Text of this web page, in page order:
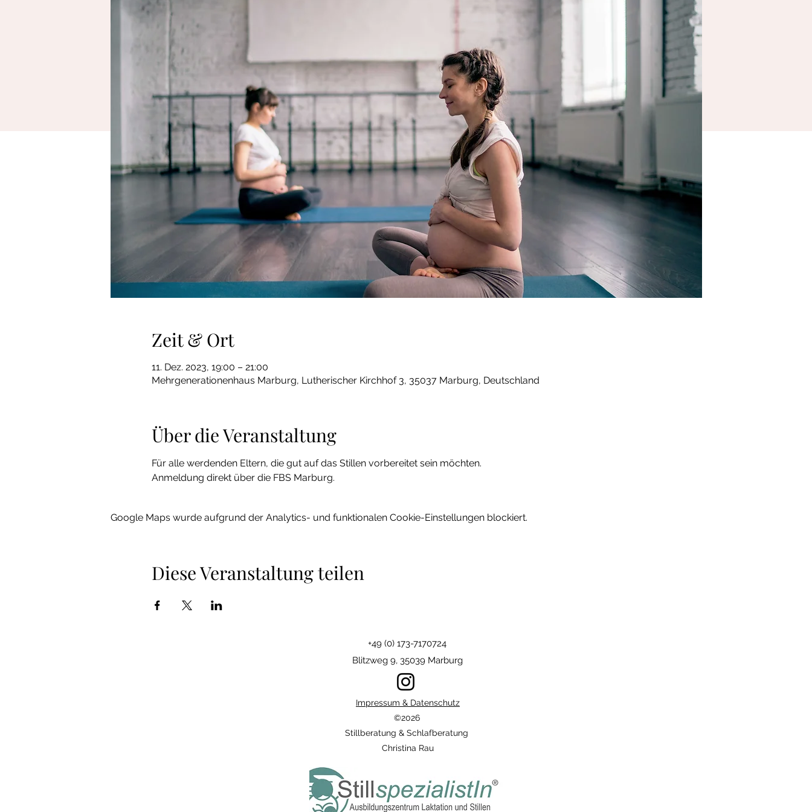
Zeit & Ort
11. Dez. 2023, 19:00 – 21:00
Mehrgenerationenhaus Marburg, Lutherischer Kirchhof 3, 35037 Marburg, Deutschland
Über die Veranstaltung
Für alle werdenden Eltern, die gut auf das Stillen vorbereitet sein möchten.
Anmeldung direkt über die FBS Marburg.
Google Maps wurde aufgrund der Analytics- und funktionalen Cookie-Einstellungen blockiert.
Diese Veranstaltung teilen
+49 (0) 173-7170724
Blitzweg 9, 35039 Marburg
Impressum & Datenschutz
©2026
Stillberatung & Schlafberatung
Christina Rau